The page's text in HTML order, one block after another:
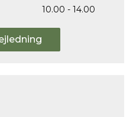
10.00 - 14.00